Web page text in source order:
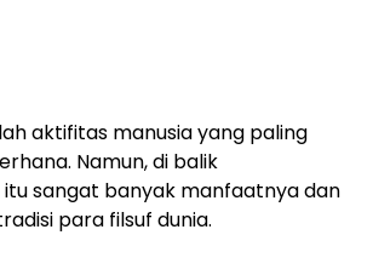
aktifitas manusia yang paling
Namun, di balik
sangat banyak manfaatnya dan
para filsuf dunia.